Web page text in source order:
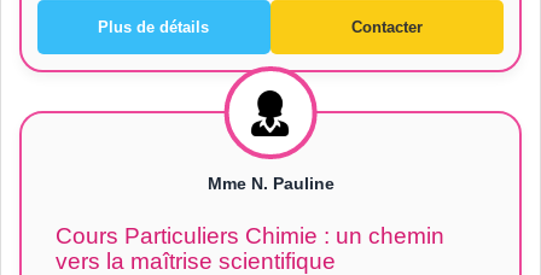
Plus de détails Contacter
Mme N. Pauline
Cours Particuliers Chimie : un chemin
vers la maîtrise scientifique